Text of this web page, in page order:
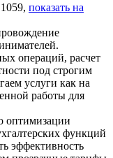
показать на
операций, расчет
под строгим
услуги как на
работы для
оптимизации
функций
эффективность